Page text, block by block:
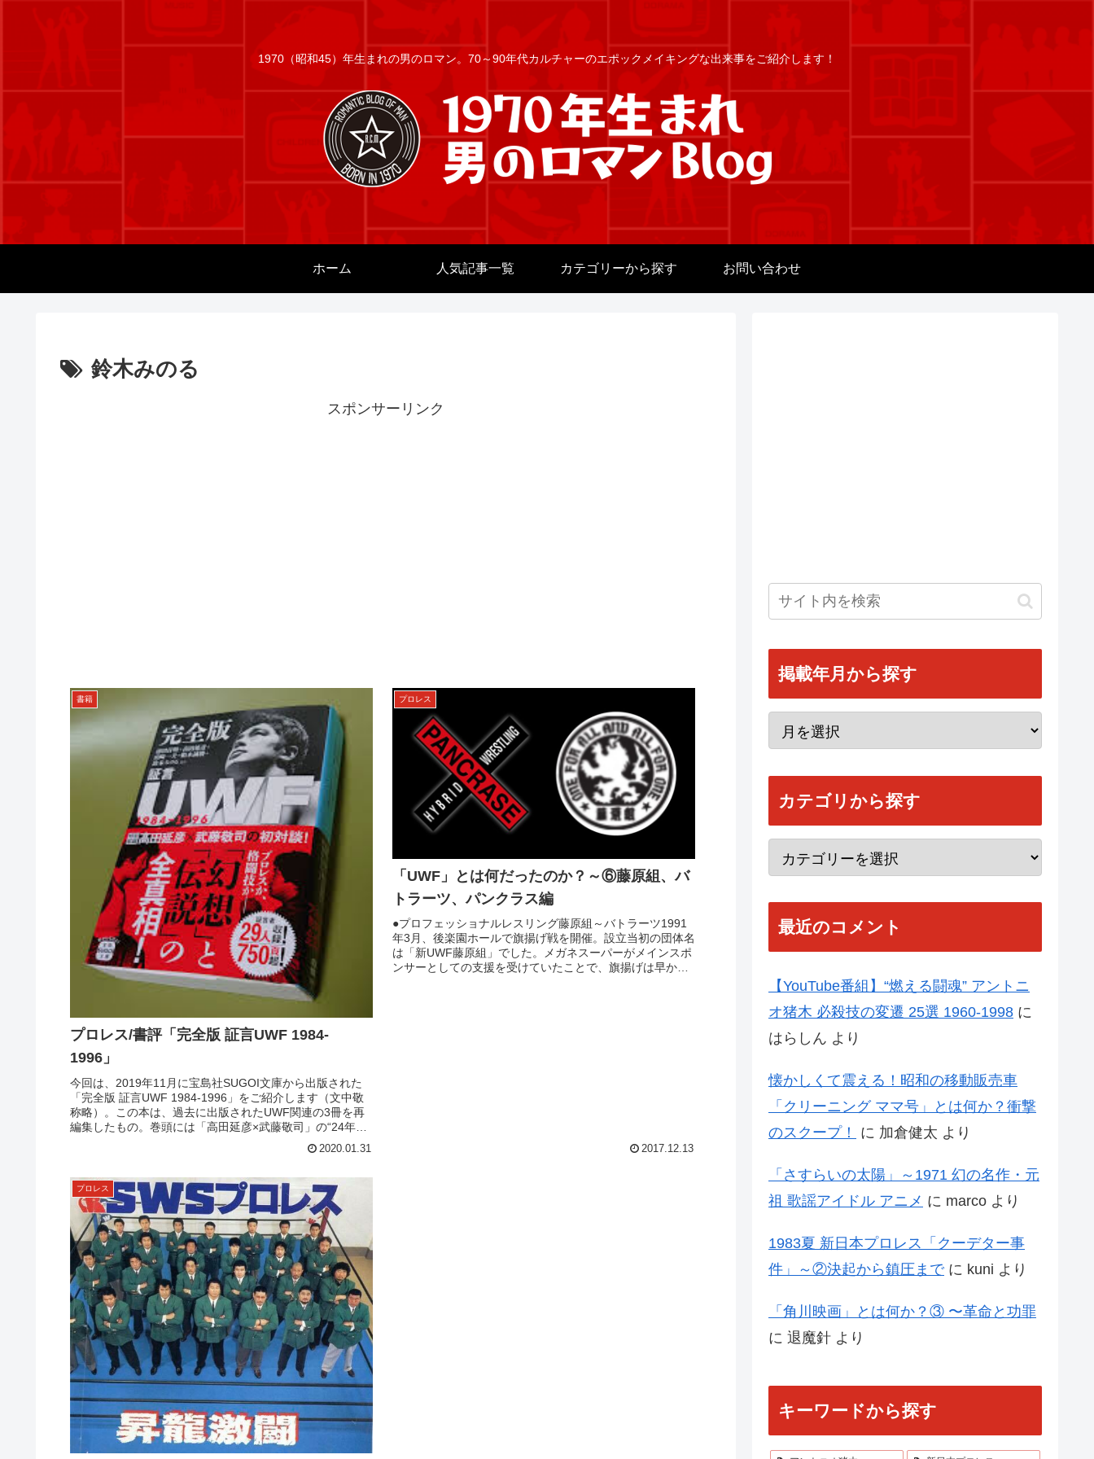
1970（昭和45）年生まれの男のロマン。70～90年代カルチャーのエポックメイキングな出来事をご紹介します！
ホーム 人気記事一覧 カテゴリーから探す お問い合わせ
鈴木みのる
スポンサーリンク
書籍
プロレス/書評「完全版 証言UWF 1984-
1996」
今回は、2019年11月に宝島社SUGOI文庫から出版された
「完全版 証言UWF 1984-1996」をご紹介します（文中敬
称略）。この本は、過去に出版されたUWF関連の3冊を再
編集したもの。巻頭には「高田延彦×武藤敬司」の“24年後
2020.01.31
プロレス
「UWF」とは何だったのか？～⑥藤原組、バ
トラーツ、パンクラス編
●プロフェッショナルレスリング藤原組～バトラーツ1991
年3月、後楽園ホールで旗揚げ戦を開催。設立当初の団体名
は「新UWF藤原組」でした。メガネスーパーがメインスポ
ンサーとしての支援を受けていたことで、旗揚げは早かっ
2017.12.13
プロレス
掲載年月から探す
カテゴリから探す
最近のコメント
【YouTube番組】“燃える闘魂” アントニ
オ猪木 必殺技の変遷 25選 1960-1998 に
はらしん より
懐かしくて震える！昭和の移動販売車
「クリーニング ママ号」とは何か？衝撃
のスクープ！
に 加倉健太 より
「さすらいの太陽」～1971 幻の名作・元
祖 歌謡アイドル アニメ に marco より
1983夏 新日本プロレス「クーデター事
件」～②決起から鎮圧までに kuni より
「角川映画」とは何か？③ 〜革命と功罪
に 退魔針 より
キーワードから探す